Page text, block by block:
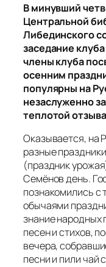
В минувший
Центральной
Либединского
заседание
члены клуба
осенним
популярны на
незаслуженно
теплотой
Оказывается, на
разные
(праздник
Семёнов день.
познакомились с
обычаями
знание народных
песен и стихов,
вечера,
песни и пили чай